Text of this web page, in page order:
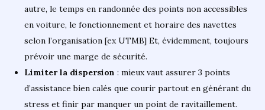
autre, le temps en randonnée des points non accessibles
en voiture, le fonctionnement et horaire des navettes
selon l’organisation [ex UTMB] Et, évidemment, toujours
prévoir une marge de sécurité.
Limiter la dispersion : mieux vaut assurer 3 points
d’assistance bien calés que courir partout en générant du
stress et finir par manquer un point de ravitaillement.